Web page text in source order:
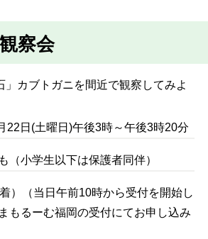
察会
カブトガニを間近で観察してみよ
22日(土曜日)午後3時～午後3時20分
（小学生以下は保護者同伴）
）（当日午前10時から受付を開始し
もるーむ福岡の受付にてお申し込み